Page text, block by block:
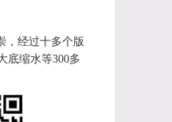
，经过十多个版
底缩水等300多